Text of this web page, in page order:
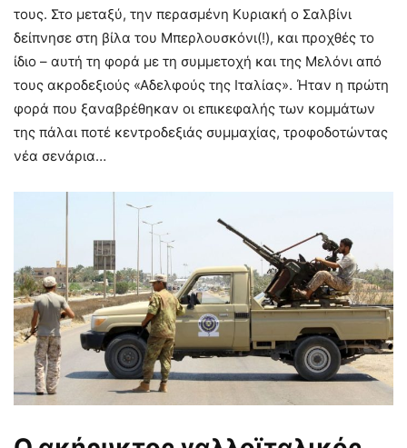
τους. Στο μεταξύ, την περασμένη Κυριακή ο Σαλβίνι
δείπνησε στη βίλα του Μπερλουσκόνι(!), και προχθές το
ίδιο – αυτή τη φορά με τη συμμετοχή και της Μελόνι από
τους ακροδεξιούς «Αδελφούς της Ιταλίας». Ήταν η πρώτη
φορά που ξαναβρέθηκαν οι επικεφαλής των κομμάτων
της πάλαι ποτέ κεντροδεξιάς συμμαχίας, τροφοδοτώντας
νέα σενάρια…